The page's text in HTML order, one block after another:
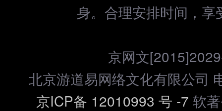
身。合理安排时间，享
京网文
北京游道易网络文化有限公司
京ICP备 12010993 号 -7 软